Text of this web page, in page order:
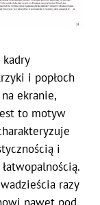
i popłoch
ekranie,
to motyw
i
razy